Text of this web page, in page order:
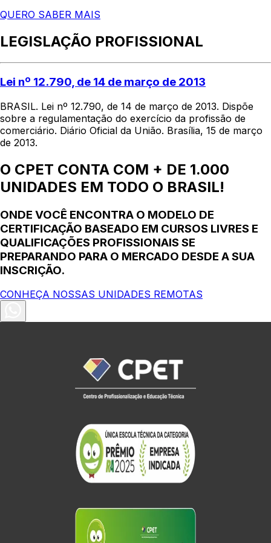
QUERO SABER MAIS
LEGISLAÇÃO PROFISSIONAL
Lei nº 12.790, de 14 de março de 2013
BRASIL. Lei nº 12.790, de 14 de março de 2013. Dispõe
sobre a regulamentação do exercício da profissão de
comerciário. Diário Oficial da União. Brasília, 15 de março
de 2013.
O CPET CONTA COM + DE 1.000
UNIDADES EM TODO O BRASIL!
ONDE VOCÊ ENCONTRA O MODELO DE
CERTIFICAÇÃO BASEADO EM CURSOS LIVRES E
QUALIFICAÇÕES PROFISSIONAIS SE
PREPARANDO PARA O MERCADO DESDE A SUA
INSCRIÇÃO.
CONHEÇA NOSSAS UNIDADES REMOTAS